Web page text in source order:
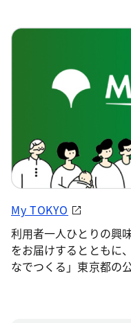
My TOKYO
利用者一人ひとりの興
をお届けするとともに
なでつくる」東京都の